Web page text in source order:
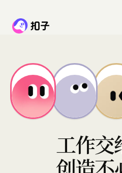
工作交
创造不